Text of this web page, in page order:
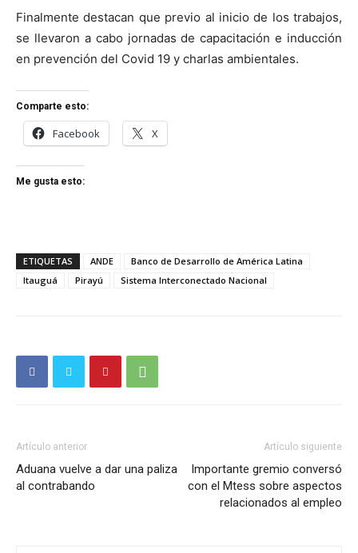
Finalmente destacan que previo al inicio de los trabajos,
se llevaron a cabo jornadas de capacitación e inducción
en prevención del Covid 19 y charlas ambientales.
Comparte esto:
Facebook X
Me gusta esto:
ETIQUETAS ANDE
Banco de Desarrollo de América Latina
Itauguá
Pirayú Sistema Interconectado Nacional
Artículo anterior
Aduana vuelve a dar una paliza
al contrabando
Artículo siguiente
Importante gremio conversó
con el Mtess sobre aspectos
relacionados al empleo